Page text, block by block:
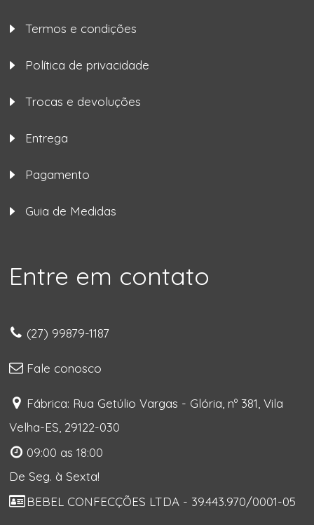
Termos e condições
Política de privacidade
Trocas e devoluções
Entrega
Pagamento
Guia de Medidas
Entre em contato
(27) 99879-1187
Fale conosco
Fábrica: Rua Getúlio Vargas - Glória, nº 381, Vila
Velha-ES, 29122-030
09:00 as 18:00
De Seg. à Sexta!
BEBEL CONFECÇÕES LTDA - 39.443.970/0001-05